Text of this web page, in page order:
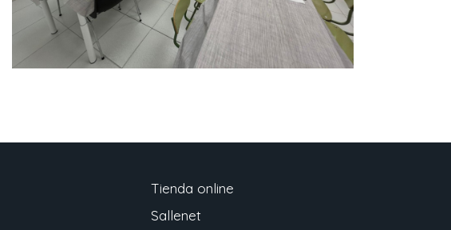
Tienda online
Sallenet